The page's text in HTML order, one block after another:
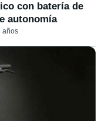
con batería de
autonomía
años